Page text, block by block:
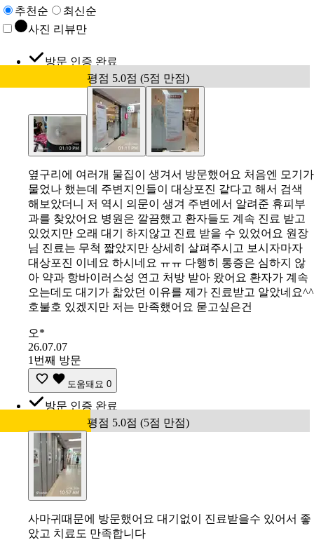
추천순
최신순
사진 리뷰만
방문 인증 완료
평점 5.0점 (5점 만점)
옆구리에 여러개 물집이 생겨서 방문했어요 처음엔 모기가
물었나 했는데 주변지인들이 대상포진 같다고 해서 검색
해보았더니 저 역시 의문이 생겨 주변에서 알려준 휴피부
과를 찾았어요 병원은 깔끔했고 환자들도 계속 진료 받고
있었지만 오래 대기 하지않고 진료 받을 수 있었어요 원장
님 진료는 무척 짧았지만 상세히 살펴주시고 보시자마자
대상포진 이네요 하시네요 ㅠㅠ 다행히 통증은 심하지 않
아 약과 항바이러스성 연고 처방 받아 왔어요 환자가 계속
오는데도 대기가 찳았던 이유를 제가 진료받고 알았네요^^
호불호 있겠지만 저는 만족했어요 묻고싶은건
오*
26.07.07
1번째 방문
도움돼요 0
방문 인증 완료
평점 5.0점 (5점 만점)
사마귀때문에 방문했어요 대기없이 진료받을수 있어서 좋
았고 치료도 만족합니다